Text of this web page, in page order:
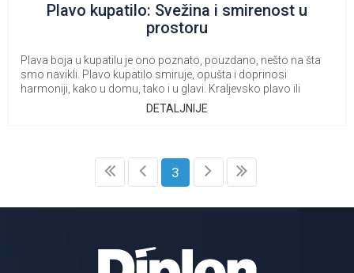
Plavo kupatilo: Svežina i smirenost u
prostoru
Plava boja u kupatilu je ono poznato, pouzdano, nešto na šta
smo navikli. Plavo kupatilo smiruje, opušta i doprinosi
harmoniji, kako u domu, tako i u glavi. Kraljevsko plavo ili
DETALJNIJE
3